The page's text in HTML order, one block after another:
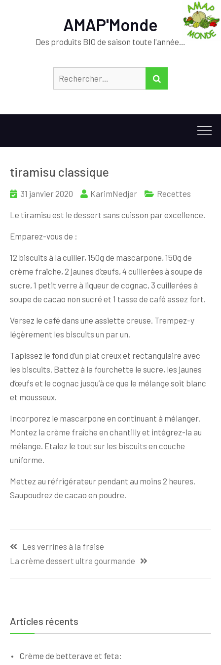
AMAP'Monde
Des produits BIO de saison toute l'année…
tiramisu classique
31 janvier 2020 KarimNedjar Recettes
Le tiramisu est le dessert sans cuisson par excellence.
Emparez-vous de :
12 biscuits à la cuiller, 150g de mascarpone, 150g de
crème fraîche, 2 jaunes d’œufs, 4 cuillerées à soupe de
sucre, 1 petit verre à liqueur de cognac, 3 cuillerées à
soupe de cacao non sucré et 1 tasse de café assez fort.
Versez le café dans une assiette creuse. Trempez-y
légèrement les biscuits un par un.
Tapissez le fond d’un plat creux et rectangulaire avec
les biscuits. Battez à la fourchette le sucre, les jaunes
d’œufs et le cognac jusqu’à ce que le mélange soit blanc
et mousseux.
Incorporez le mascarpone en continuant à mélanger.
Montez la crème fraîche en chantilly et intégrez-la au
mélange. Etalez le tout sur les biscuits en couche
uniforme.
Mettez au réfrigérateur pendant au moins 2 heures.
Saupoudrez de cacao en poudre.
Les verrines à la fraise
La crème dessert ultra gourmande
Articles récents
Crème de betterave et feta: